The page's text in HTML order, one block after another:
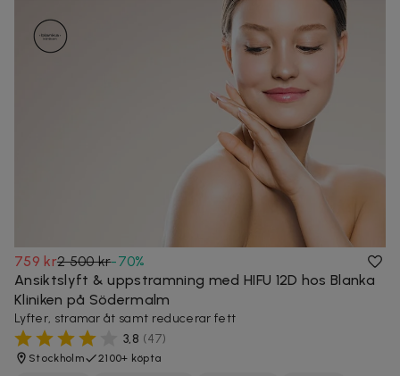
759 kr2 500 kr-70%
Ansiktslyft & uppstramning med HIFU 12D hos Blanka
Kliniken på Södermalm
Lyfter, stramar åt samt reducerar fett
3,8 (47)
Stockholm 2100+ köpta